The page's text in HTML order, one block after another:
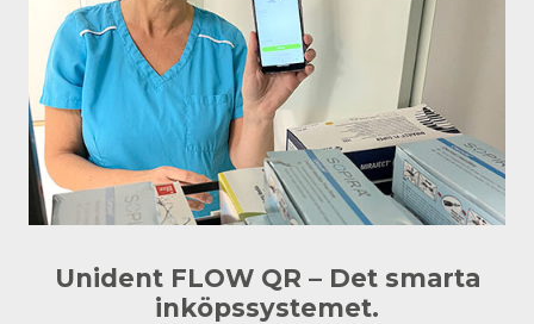
Unident FLOW QR – Det smarta
inköpssystemet.